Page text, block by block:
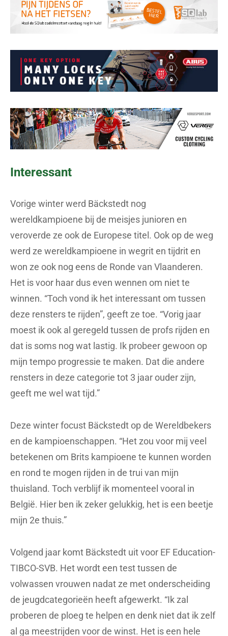
Interessant
Vorige winter werd Bäckstedt nog
wereldkampioene bij de meisjes junioren en
veroverde ze ook de Europese titel. Ook op de weg
werd ze wereldkampioene in wegrit en tijdrit en
won ze ook nog eens de Ronde van Vlaanderen.
Het is voor haar dus even wennen om niet te
winnen. “Toch vond ik het interessant om tussen
deze rensters te rijden”, geeft ze toe. “Vorig jaar
moest ik ook al geregeld tussen de profs rijden en
dat is soms nog wat lastig. Ik probeer gewoon op
mijn tempo progressie te maken. Dat die andere
rensters in deze categorie tot 3 jaar ouder zijn,
geeft me wel wat tijd.”
Deze winter focust Bäckstedt op de Wereldbekers
en de kampioenschappen. “Het zou voor mij veel
betekenen om Brits kampioene te kunnen worden
en rond te mogen rijden in de trui van mijn
thuisland. Toch verblijf ik momenteel vooral in
België. Hier ben ik zeker gelukkig, het is een beetje
mijn 2e thuis.”
Volgend jaar komt Bäckstedt uit voor EF Education-
TIBCO-SVB. Het wordt een test tussen de
volwassen vrouwen nadat ze met onderscheiding
de jeugdcategorieën heeft afgewerkt. “Ik zal
proberen de ploeg te helpen en denk niet dat ik zelf
al ga meestrijden voor de winst. Het is een hele